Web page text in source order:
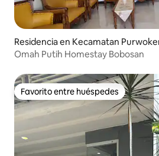
Residencia en Kecamatan
Omah Putih Homestay Bobosan
Favorito entre huéspedes
Favorito entre huéspedes